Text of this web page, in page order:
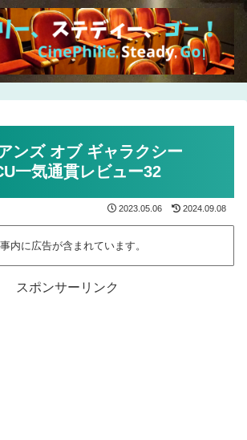
ンズ オブ ギャラクシー
一気通貫レビュー32
2023.05.06 2024.09.08
内に広告が含まれています。
スポンサーリンク